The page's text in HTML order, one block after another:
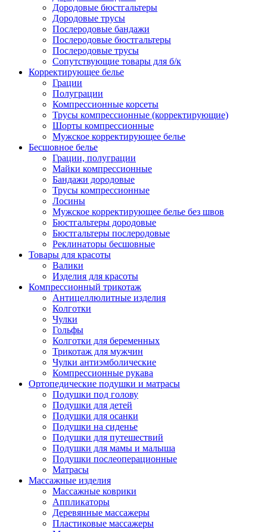
Дородовые бюстгальтеры
Дородовые трусы
Послеродовые бандажи
Послеродовые бюстгальтеры
Послеродовые трусы
Сопутствующие товары для б/к
Корректирующее белье
Грации
Полуграции
Компрессионные корсеты
Трусы компрессионные (корректирующие)
Шорты компрессионные
Мужское корректирующее белье
Бесшовное белье
Грации, полуграции
Майки компрессионные
Бандажи дородовые
Трусы компрессионные
Лосины
Мужское корректирующее белье без швов
Бюстгальтеры дородовые
Бюстгальтеры послеродовые
Реклинаторы бесшовные
Товары для красоты
Валики
Изделия для красоты
Компрессионный трикотаж
Антицеллюлитные изделия
Колготки
Чулки
Гольфы
Колготки для беременных
Трикотаж для мужчин
Чулки антиэмболические
Компрессионные рукава
Ортопедические подушки и матрасы
Подушки под голову
Подушки для детей
Подушки для осанки
Подушки на сиденье
Подушки для путешествий
Подушки для мамы и малыша
Подушки послеоперационные
Матрасы
Массажные изделия
Массажные коврики
Аппликаторы
Деревянные массажеры
Пластиковые массажеры